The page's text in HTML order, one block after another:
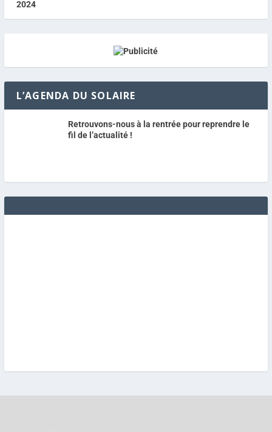
L’AGENDA DU SOLAIRE
Retrouvons-nous à la rentrée pour reprendre le
fil de l’actualité !